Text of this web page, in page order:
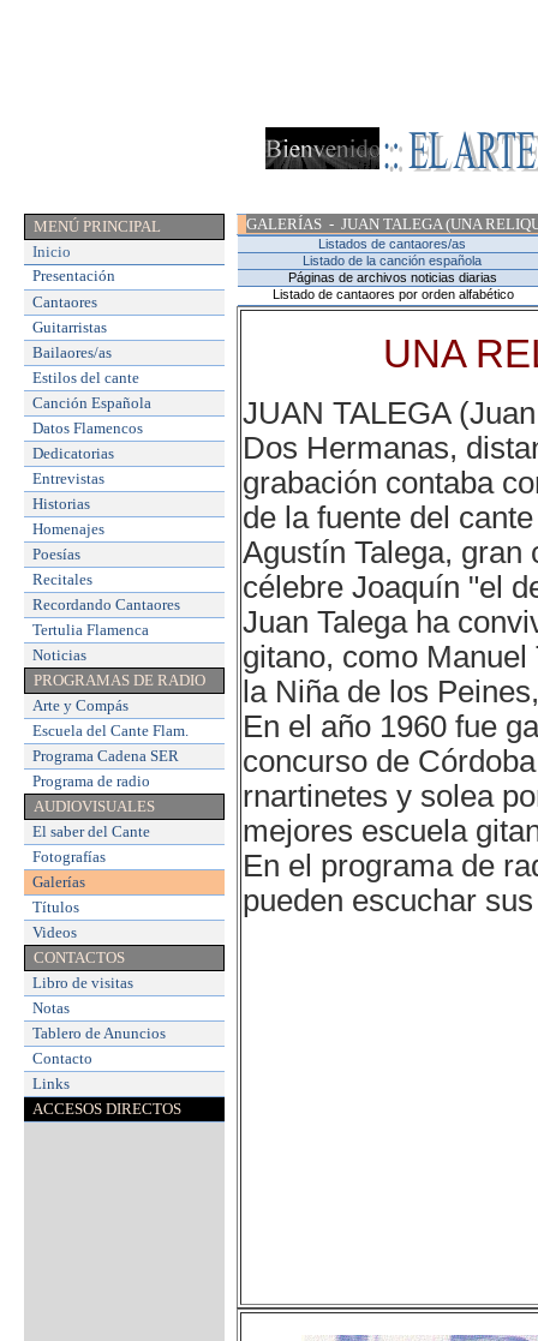
MENÚ PRINCIPAL
Inicio
Presentación
Cantaores
Guitarristas
Bailaores/as
Estilos del cante
Canción Española
Datos Flamencos
Dedicatorias
Entrevistas
Historias
Homenajes
Poesías
Recitales
Recordando Cantaores
Tertulia Flamenca
Noticias
PROGRAMAS DE RADIO
Arte y Compás
Escuela del Cante Flam.
Programa Cadena SER
Programa de radio
AUDIOVISUALES
El saber del Cante
Fotografías
Galerías
Títulos
Videos
CONTACTOS
Libro de visitas
Notas
Tablero de Anuncios
Contacto
Links
ACCESOS DIRECTOS
GALERÍAS - JUAN TALEGA (UNA
Listados de cantaores/as
Listado de la canción española
Páginas de archivos noticias diarias
Listado de cantaores por orden alfabético
UNA
JUAN TALEGA
Dos Hermanas,
grabación contaba
de la fuente del
Agustín Talega, gran
célebre Joaquín "el
Juan Talega ha
gitano, como
la Niña de los
En el año 1960 fue
concurso de
rnartinetes y solea
mejores escuela
En el programa de
pueden escuchar